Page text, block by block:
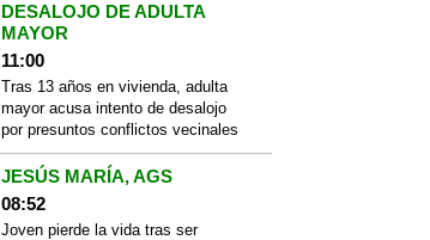
DESALOJO DE ADULTA
MAYOR
11:00
Tras 13 años en vivienda, adulta
mayor acusa intento de desalojo
por presuntos conflictos vecinales
JESÚS MARÍA, AGS
08:52
Joven pierde la vida tras ser